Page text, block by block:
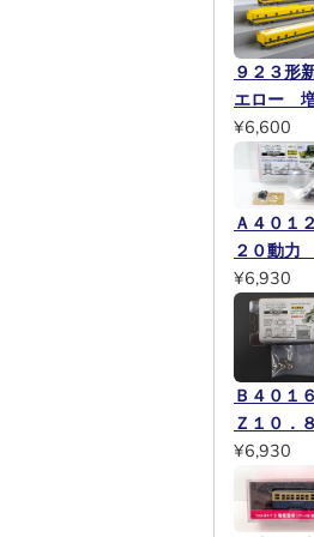
９２３形
エロー
¥6,600
Ａ４０１
２０動力
¥6,930
Ｂ４０１
Ｚ１０．
¥6,930